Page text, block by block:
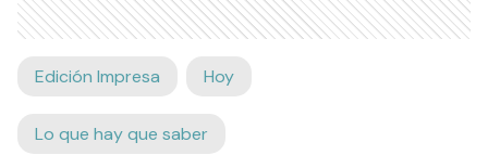
Edición Impresa Hoy
Lo que hay que saber